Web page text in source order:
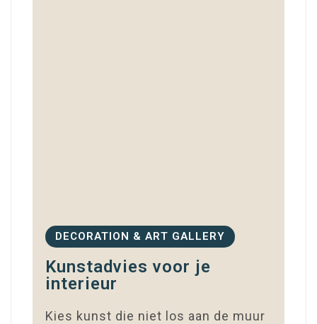
DECORATION & ART GALLERY
Kunstadvies voor je
interieur​
Kies kunst die niet los aan de muur